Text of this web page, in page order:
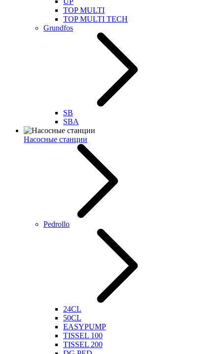
TOP MULTI
TOP MULTI TECH
Grundfos
SB
SBA
Насосные станции
Pedrollo
24CL
50CL
EASYPUMP
TISSEL 100
TISSEL 200